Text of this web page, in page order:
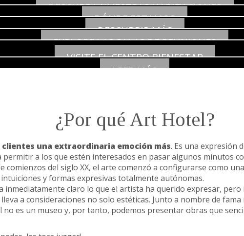
COMODIDAD
AL MEJOR PRECIO
DESCUBRA NUESTRAS HABITACIONES
EN EL CORAZÓN DE
MILÁN
DÓNDE ESTAMOS
DESAYUNO
Y MUCHO MÁS
DESCUBRIR MÁS
REUNIÓN
CON LUZ NATURAL
EXPLORE LAS SALAS DE REUNIONES
BIENESTAR
VISITE EL CENTRO BIENESTAR
LEER MÁS
¿Por qué Art Hotel?
una extraordinaria emoción más. Es una expresión
permitir a los que estén interesados en pasar algunos minutos
comienzos del siglo XX, el arte comenzó a configurarse como
y formas expresivas totalmente autónomas.
inmediatamente claro lo que el artista ha querido expresar,
a consideraciones no solo estéticas. Junto a nombre de
no es un museo y, por tanto, podemos presentar obras que